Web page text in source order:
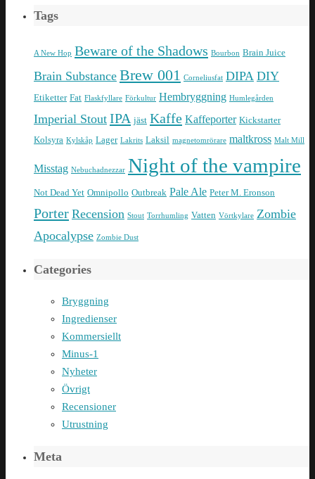
Tags
A New Hop Beware of the Shadows Bourbon Brain Juice
Brain Substance Brew 001 Corneliusfat DIPA DIY
Etiketter Fat Flaskfyllare Förkultur Hembryggning Humlegården
Imperial Stout IPA jäst Kaffe Kaffeporter Kickstarter
Kolsyra Kylskåp Lager Lakrits Laksil magnetomrörare maltkross Malt Mill
Misstag Nebuchadnezzar Night of the vampire
Not Dead Yet Omnipollo Outbreak Pale Ale Peter M. Eronson
Porter Recension Stout Torrhumling Vatten Vörtkylare Zombie
Apocalypse Zombie Dust
Categories
Bryggning
Ingredienser
Kommersiellt
Minus-1
Nyheter
Övrigt
Recensioner
Utrustning
Meta